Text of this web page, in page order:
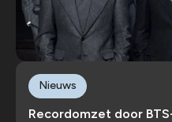
Recordomzet door
Nieuws